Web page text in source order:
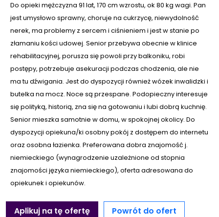
Do opieki mężczyzna 91 lat, 170 cm wzrostu, ok 80 kg wagi. Pan
jest umysłowo sprawny, choruje na cukrzycę, niewydolność
nerek, ma problemy z sercem i ciśnieniem i jest w stanie po
złamaniu kości udowej. Senior przebywa obecnie w klinice
rehabilitacyjnej, porusza się powoli przy balkoniku, robi
postępy, potrzebuje asekuracji podczas chodzenia, ale nie
ma tu dźwigania. Jest do dyspozycji również wózek inwalidzki i
butelka na mocz. Noce są przespane. Podopieczny interesuje
się polityką, historią, zna się na gotowaniu i lubi dobrą kuchnię.
Senior mieszka samotnie w domu, w spokojnej okolicy. Do
dyspozycji opiekuna/ki osobny pokój z dostępem do internetu
oraz osobna łazienka. Preferowana dobra znajomość j.
niemieckiego (wynagrodzenie uzależnione od stopnia
znajomości języka niemieckiego), oferta adresowana do
opiekunek i opiekunów.
Aplikuj na tę ofertę Powrót do ofert